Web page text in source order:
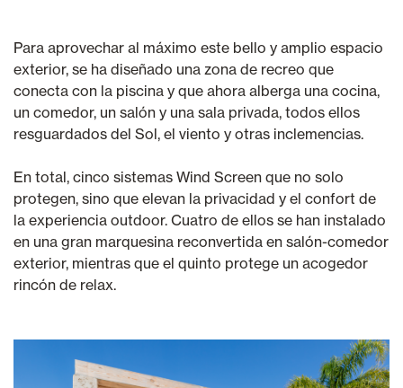
Para aprovechar al máximo este bello y amplio espacio
exterior, se ha diseñado una zona de recreo que
conecta con la piscina y que ahora alberga una cocina,
un comedor, un salón y una sala privada, todos ellos
resguardados del Sol, el viento y otras inclemencias.
En total, cinco sistemas Wind Screen que no solo
protegen, sino que elevan la privacidad y el confort de
la experiencia outdoor. Cuatro de ellos se han instalado
en una gran marquesina reconvertida en salón-comedor
exterior, mientras que el quinto protege un acogedor
rincón de relax.